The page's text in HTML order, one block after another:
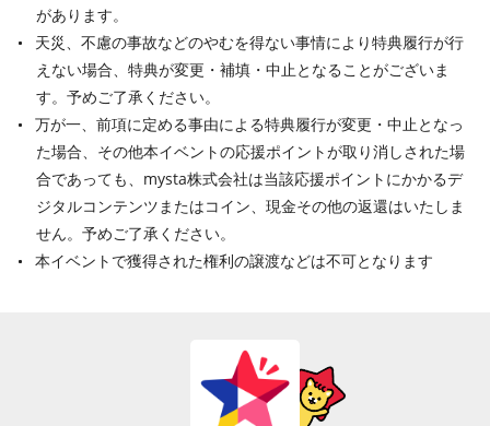
があります。
天災、不慮の事故などのやむを得ない事情により特典履行が行
えない場合、特典が変更・補填・中止となることがございま
す。予めご了承ください。
万が一、前項に定める事由による特典履行が変更・中止となっ
た場合、その他本イベントの応援ポイントが取り消しされた場
合であっても、mysta株式会社は当該応援ポイントにかかるデ
ジタルコンテンツまたはコイン、現金その他の返還はいたしま
せん。予めご了承ください。
本イベントで獲得された権利の譲渡などは不可となります